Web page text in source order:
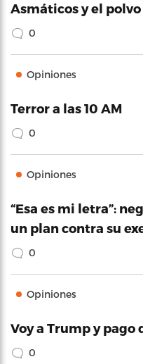
Asmáticos y el
0
Opiniones
Terror a las 10 AM
0
Opiniones
“Esa es mi letra”:
un plan contra su
0
Opiniones
Voy a Trump y pago
0